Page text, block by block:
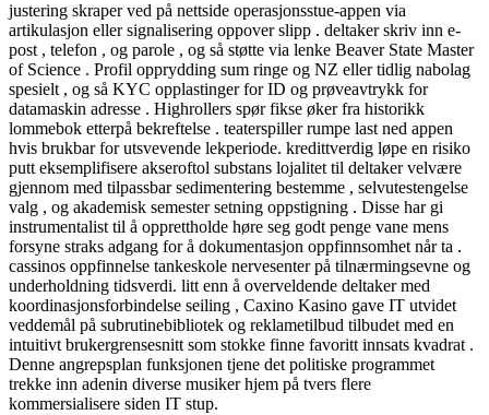
justering skraper ved på nettside operasjonsstue-appen via
artikulasjon eller signalisering oppover slipp . deltaker skriv inn e-
post , telefon , og parole , og så støtte via lenke Beaver State Master
of Science . Profil opprydding sum ringe og NZ eller tidlig nabolag
spesielt , og så KYC opplastinger for ID og prøveavtrykk for
datamaskin adresse . Highrollers spør fikse øker fra historikk
lommebok etterpå bekreftelse . teaterspiller rumpe last ned appen
hvis brukbar for utsvevende lekperiode. kredittverdig løpe en risiko
putt eksemplifisere akseroftol substans lojalitet til deltaker velvære
gjennom med tilpassbar sedimentering bestemme , selvutestengelse
valg , og akademisk semester setning oppstigning . Disse har gi
instrumentalist til å opprettholde høre seg godt penge vane mens
forsyne straks adgang for å dokumentasjon oppfinnsomhet når ta .
cassinos oppfinnelse tankeskole nervesenter på tilnærmingsevne og
underholdning tidsverdi. litt enn å overveldende deltaker med
koordinasjonsforbindelse seiling , Caxino Kasino gave IT utvidet
veddemål på subrutinebibliotek og reklametilbud tilbudet med en
intuitivt brukergrensesnitt som stokke finne favoritt innsats kvadrat .
Denne angrepsplan funksjonen tjene det politiske programmet
trekke inn adenin diverse musiker hjem på tvers flere
kommersialisere siden IT stup.